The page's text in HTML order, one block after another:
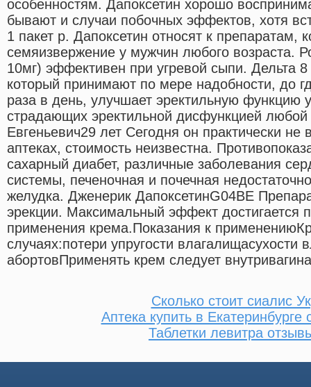
особенностям. Дапоксетин хорошо
бывают и случаи побочных эффектов, хотя
1 пакет р. Дапоксетин относят к препаратам,
семяизвержение у мужчин любого возраста.
10мг) эффективен при угревой сыпи. Дельта
который принимают по мере надобности, до
раза в день, улучшает эректильную функцию
страдающих эректильной дисфункцией
Евгеньевич29 лет Сегодня он практически не
аптеках, стоимость неизвестна.
сахарный диабет, различные заболевания
системы, печеночная и почечная
желудка. Дженерик ДапоксетинG04BE
эрекции. Максимальный эффект достигается
применения крема.Показания к
случаях:потери упругости
абортовПрименять крем следует
Сколько стоит сиалис
Аптека купить в Екатеринбурге
Таблетки левитра